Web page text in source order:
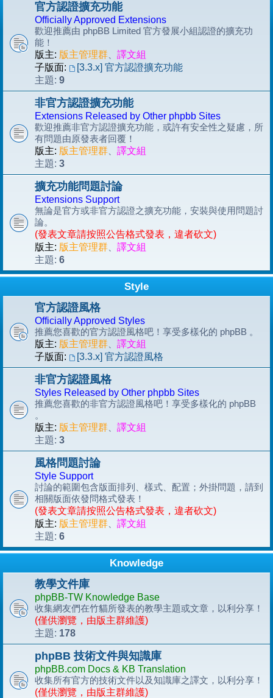
官方認證擴充功能
Officially Approved Extensions
歡迎推薦由 phpBB Limited 官方發展小組認證的擴充功
能！
版主: 版主管理群
譯文組
子版面:
[3.3.x] 官方認證擴充功能
主題: 9
非官方認證擴充功能
Extensions Released by Other phpbb Sites
歡迎推薦非官方認證擴充功能，或許有安全性之疑慮，所
有問題由原發表者回覆！
版主: 版主管理群
譯文組
主題: 3
擴充功能問題討論
Extensions Support
無論是官方或非官方認證之擴充功能，安裝與使用問題討
論。
(發表文章請按照公告格式發表，違者砍文)
版主: 版主管理群
譯文組
主題: 6
Style
官方認證風格
Officially Approved Styles
推薦您喜歡的官方認證風格吧！享受多樣化的 phpBB 。
版主: 版主管理群
譯文組
子版面:
[3.3.x] 官方認證風格
非官方認證風格
Styles Released by Other phpbb Sites
推薦您喜歡的非官方認證風格吧！享受多樣化的 phpBB
。
版主: 版主管理群
譯文組
主題: 3
風格問題討論
Style Support
討論的範圍包含版面排列、樣式、配置；外掛問題，請到
相關版面依發問格式發表！
(發表文章請按照公告格式發表，違者砍文)
版主: 版主管理群
譯文組
主題: 6
Knowledge
教學文件庫
phpBB-TW Knowledge Base
收集網友們在竹貓所發表的教學主題或文章，以利分享！
(僅供瀏覽，由版主群維護)
主題: 178
phpBB 技術文件與知識庫
phpBB.com Docs & KB Translation
收集所有官方的技術文件以及知識庫之譯文，以利分享！
(僅供瀏覽，由版主群維護)